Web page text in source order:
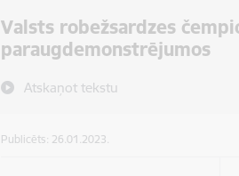
Valsts robežsardzes
paraugdemonstrējumos
Atskaņot tekstu
Publicēts: 26.01.2023.